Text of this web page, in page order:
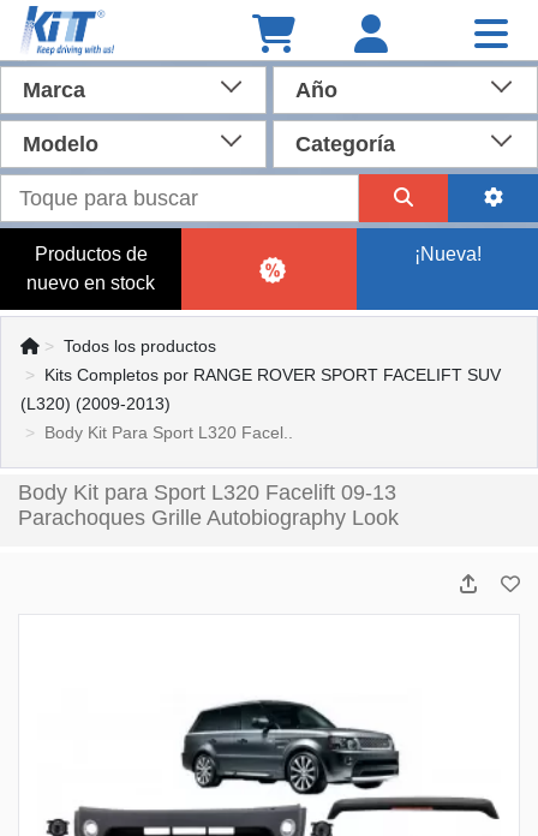
Marca Año
Modelo Categoría
Productos de
nuevo en stock
¡Nueva!
Todos los productos
Kits Completos por RANGE ROVER SPORT FACELIFT SUV
(L320) (2009-2013)
Body Kit Para Sport L320 Facel..
Body Kit para Sport L320 Facelift 09-13
Parachoques Grille Autobiography Look